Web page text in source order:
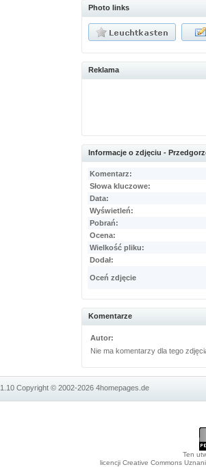
Photo links
Reklama
Informacje o zdjęciu -
Komentarz:
Słowa kluczowe:
Data:
Wyświetleń:
Pobrań:
Ocena:
Wielkość pliku:
Dodał:
Oceń zdjęcie
Komentarze
Autor:
Nie ma komentarzy dla tego
1.10Copyright © 2002-20264homepages.de
Ten
licencji Creative Commons